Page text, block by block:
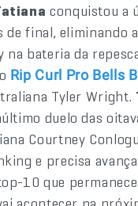
conquistou a
de final, eliminando
na bateria da
Rip Curl Pro Bells
Tyler Wright.
duelo das
Courtney
e precisa
10 que